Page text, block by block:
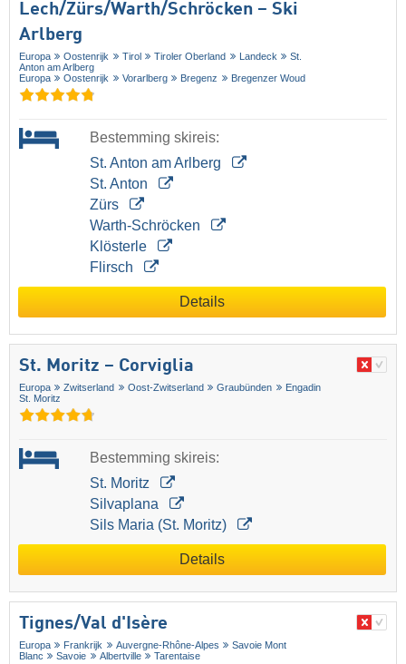
Lech/​Zürs/​Warth/​Schröcken – Ski
Arlberg
Europa Oostenrijk Tirol Tiroler Oberland Landeck
St.
Anton am Arlberg
Europa
Oostenrijk Vorarlberg Bregenz Bregenzer Woud
Bestemming skireis:
St. Anton am Arlberg
St. Anton
Zürs
Warth-Schröcken
Klösterle
Flirsch
Details
St. Moritz – Corviglia
Europa Zwitserland Oost-Zwitserland Graubünden
Engadin
St. Moritz
Bestemming skireis:
St. Moritz
Silvaplana
Sils Maria (St. Moritz)
Details
Tignes/​Val d'Isère
Europa Frankrijk Auvergne-Rhône-Alpes
Savoie Mont
Blanc
Savoie Albertville Tarentaise